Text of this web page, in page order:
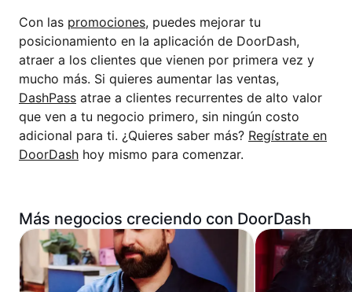
Con las promociones, puedes mejorar tu
posicionamiento en la aplicación de DoorDash,
atraer a los clientes que vienen por primera vez y
mucho más. Si quieres aumentar las ventas,
DashPass atrae a clientes recurrentes de alto valor
que ven a tu negocio primero, sin ningún costo
adicional para ti. ¿Quieres saber más? Regístrate en
DoorDash hoy mismo para comenzar.
Más negocios creciendo con DoorDash